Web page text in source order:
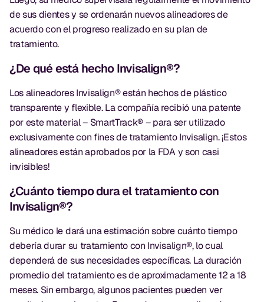
de sus dientes y se ordenarán nuevos alineadores de
acuerdo con el progreso realizado en su plan de
tratamiento.
¿De qué está hecho Invisalign®?
Los alineadores Invisalign® están hechos de plástico
transparente y flexible. La compañía recibió una patente
por este material – SmartTrack® – para ser utilizado
exclusivamente con fines de tratamiento Invisalign. ¡Estos
alineadores están aprobados por la FDA y son casi
invisibles!
¿Cuánto tiempo dura el tratamiento con
Invisalign®?
Su médico le dará una estimación sobre cuánto tiempo
debería durar su tratamiento con Invisalign®, lo cual
dependerá de sus necesidades específicas. La duración
promedio del tratamiento es de aproximadamente 12 a 18
meses. Sin embargo, algunos pacientes pueden ver